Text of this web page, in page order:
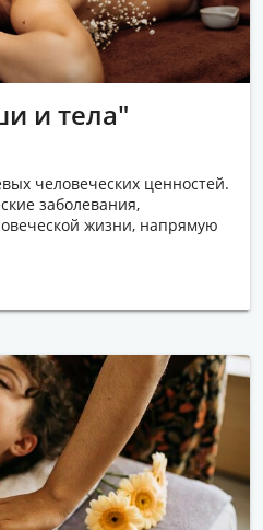
и тела"
человеческих ценностей.
заболевания,
жизни, напрямую